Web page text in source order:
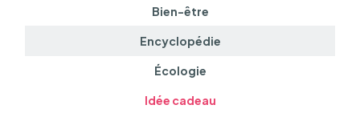
Bien-être
Encyclopédie
Écologie
Idée cadeau